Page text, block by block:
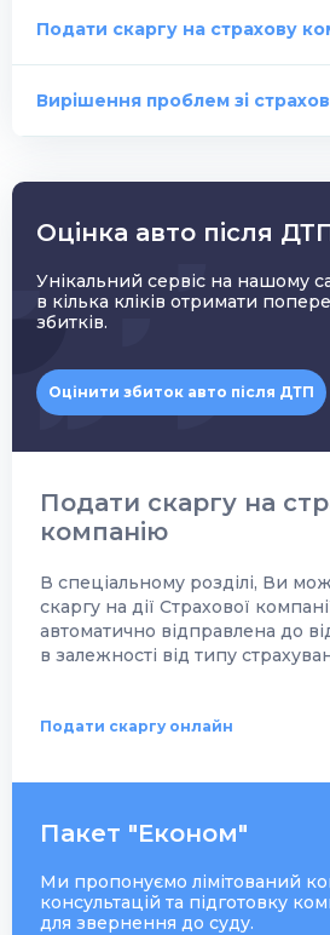
Подати скаргу на страхову
Вирішення проблем зі
Оцінка авто після
Унікальний сервіс на нашому
в кілька кліків отримати
збитків.
Оцінити збиток авто після ДТП
Подати скаргу на
компанію
В спеціальному розділі, Ви
скаргу на дії Страхової
автоматично відправлена до
в залежності від типу
Подати скаргу онлайн
Пакет "Економ"
Ми пропонуємо лімітований
консультацій та підготовку
для звернення до суду.